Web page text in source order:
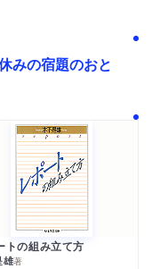
みの宿題のおと
トの組み立て方
雄著